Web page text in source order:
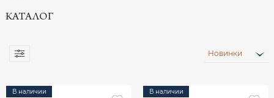
КАТАЛОГ
Новинки
В наличии В наличии